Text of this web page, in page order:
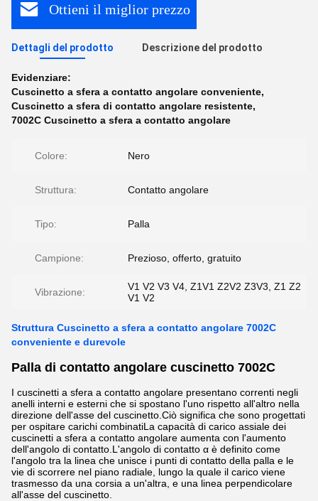
Ottieni il miglior prezzo
Dettagli del prodotto Descrizione del prodotto
Evidenziare:
Cuscinetto a sfera a contatto angolare conveniente,
Cuscinetto a sfera di contatto angolare resistente,
7002C Cuscinetto a sfera a contatto angolare
Colore: Nero
Struttura: Contatto angolare
Tipo: Palla
Campione: Prezioso, offerto, gratuito
Vibrazione:
V1 V2 V3 V4, Z1V1 Z2V2 Z3V3, Z1 Z2
V1 V2
Struttura Cuscinetto a sfera a contatto angolare 7002C
conveniente e durevole
Palla di contatto angolare cuscinetto 7002C
I cuscinetti a sfera a contatto angolare presentano correnti negli
anelli interni e esterni che si spostano l'uno rispetto all'altro nella
direzione dell'asse del cuscinetto.Ciò significa che sono progettati
per ospitare carichi combinatiLa capacità di carico assiale dei
cuscinetti a sfera a contatto angolare aumenta con l'aumento
dell'angolo di contatto.L'angolo di contatto α è definito come
l'angolo tra la linea che unisce i punti di contatto della palla e le
vie di scorrere nel piano radiale, lungo la quale il carico viene
trasmesso da una corsia a un'altra, e una linea perpendicolare
all'asse del cuscinetto.